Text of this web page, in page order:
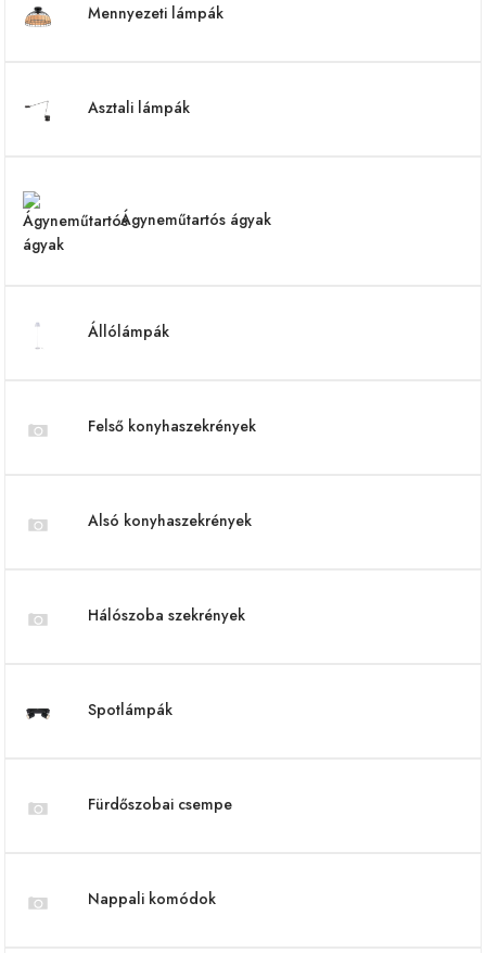
Mennyezeti lámpák
Asztali lámpák
Ágyneműtartós ágyak
Állólámpák
Felső konyhaszekrények
Alsó konyhaszekrények
Hálószoba szekrények
Spotlámpák
Fürdőszobai csempe
Nappali komódok